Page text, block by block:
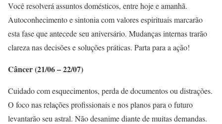
Você resolverá assuntos domésticos, entre hoje e amanhã.
Autoconhecimento e sintonia com valores espirituais marcarão
esta fase que antecede seu aniversário. Mudanças internas trarão
clareza nas decisões e soluções práticas. Parta para a ação!
Câncer (21/06 – 22/07)
Cuidado com esquecimentos, perda de documentos ou distrações.
O foco nas relações profissionais e nos planos para o futuro
levantarão seu astral. Não desanime diante de muitas demandas.